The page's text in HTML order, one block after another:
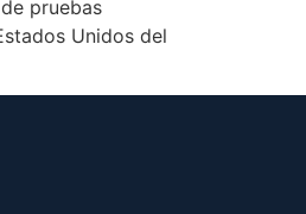
pruebas
Unidos del